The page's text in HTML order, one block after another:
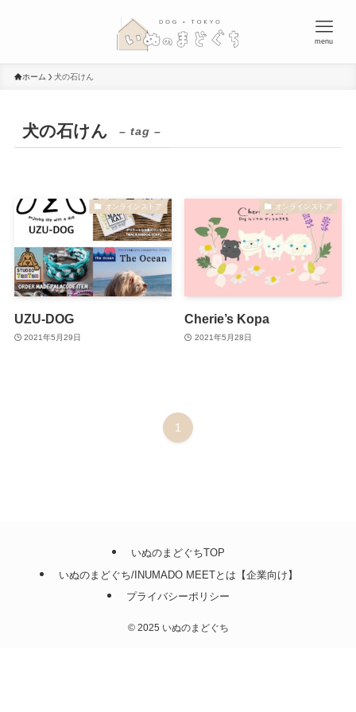
menu
ホーム 犬の石けん
犬の石けん – tag –
オンラインストア
UZU-DOG
2021年5月29日
オンラインストア
Cherie’s Kopa
2021年5月28日
1
いぬのまどぐちTOP
いぬのまどぐち/INUMADO MEETとは【企業向け】
プライバシーポリシー
©2025 いぬのまどぐち